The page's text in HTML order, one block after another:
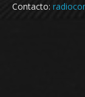
Contacto: